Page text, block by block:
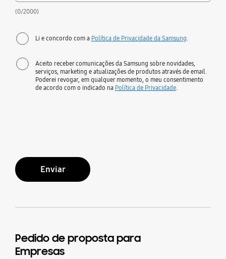
(0/2000)
Li e concordo com a Política de Privacidade da Samsung
Aceito receber comunicações da Samsung sobre novidades,
serviços, marketing e atualizações de produtos através de email.
Poderei revogar, em qualquer momento, o meu consentimento
de acordo com o indicado na Política de Privacidade.
Enviar
Pedido de proposta para
Empresas